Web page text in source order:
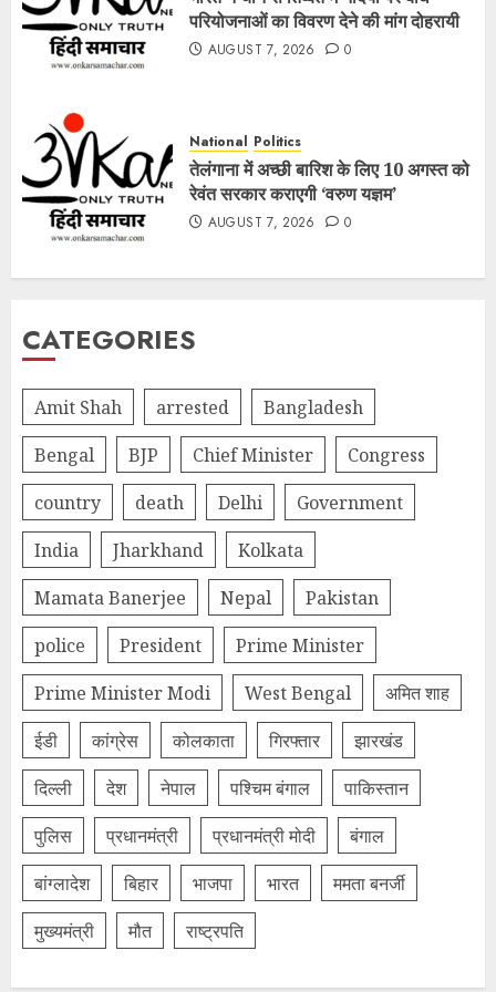
परियोजनाओं का विवरण देने की मांग दोहरायी
AUGUST 7, 2026 0
National Politics
तेलंगाना में अच्छी बारिश के लिए 10 अगस्त को
रेवंत सरकार कराएगी ‘वरुण यज्ञम’
AUGUST 7, 2026 0
CATEGORIES
Amit Shah arrested
Bangladesh
Bengal
BJP Chief Minister
Congress
country
death Delhi
Government
India
Jharkhand
Kolkata
Mamata Banerjee
Nepal
Pakistan
police
President
Prime Minister
Prime Minister Modi
West Bengal
अमित शाह
ईडी
कांग्रेस कोलकाता गिरफ्तार
झारखंड
दिल्‍ली
देश नेपाल पश्चिम बंगाल
पाकिस्तान
पुलिस
प्रधानमंत्री प्रधानमंत्री मोदी
बंगाल
बांग्लादेश
बिहार भाजपा भारत
ममता बनर्जी
मुख्यमंत्री
मौत राष्ट्रपति